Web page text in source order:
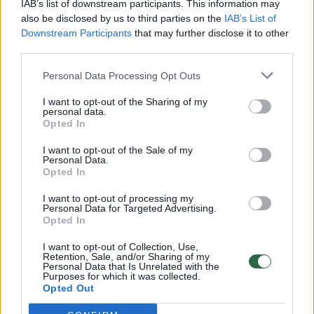
IAB’s list of downstream participants. This information may
also be disclosed by us to third parties on the IAB’s List of
Downstream Participants that may further disclose it to other
Personal Data Processing Opt Outs
I want to opt-out of the Sharing of my
personal data.
Opted In
I want to opt-out of the Sale of my
Personal Data.
Opted In
I want to opt-out of processing my
Personal Data for Targeted Advertising.
Opted In
I want to opt-out of Collection, Use,
Retention, Sale, and/or Sharing of my
Personal Data that Is Unrelated with the
Purposes for which it was collected.
Opted Out
vaiko gyvybių išgelbėti nepavyko
Žinios | Lietuvos diena
00:00:57
Savaitės vidurys nusimato karštas: temperatūra kils iki
32 laipsnių šilumos
Žinios | Orai
V. Zalužno pasisakymą laiko bandymu įsitvirtinti
Laidos | Nauja diena
00:00:57
Sinoptikai atsakė, kokiais orais užbaigsime darbo
savaitę: karščiai atsitrauks
Žinios | Orai